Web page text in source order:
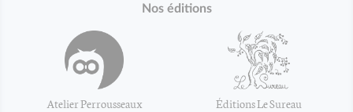
Nos éditions
Atelier Perrousseaux Éditions Le Sureau